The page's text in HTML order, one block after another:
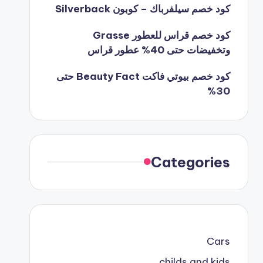
كود خصم سيلفرباك – كوبون Silverback
كود خصم قراس للعطور Grasse
وتخفيضات حتى 40% عطور قراس
كود خصم بيوتي فاكت Beauty Fact حتى
30%
Categories
Cars